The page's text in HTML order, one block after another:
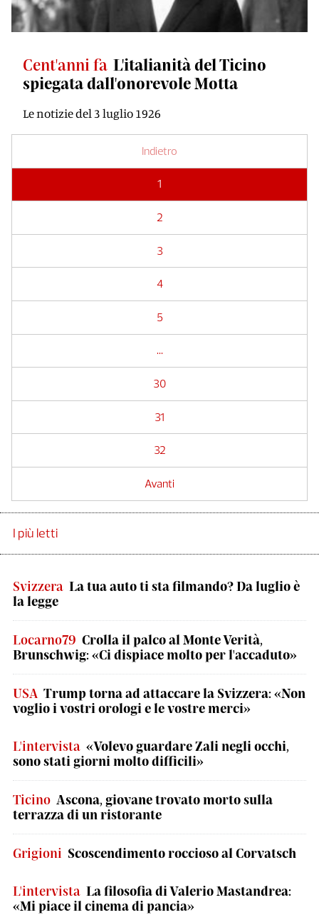
Cent'anni fa L'italianità del Ticino
spiegata dall'onorevole Motta
Le notizie del 3 luglio 1926
Indietro
1
2
3
4
5
...
30
31
32
Avanti
I più letti
Svizzera La tua auto ti sta filmando? Da luglio è
la legge
Locarno79 Crolla il palco al Monte Verità,
Brunschwig: «Ci dispiace molto per l'accaduto»
USA Trump torna ad attaccare la Svizzera: «Non
voglio i vostri orologi e le vostre merci»
L'intervista «Volevo guardare Zali negli occhi,
sono stati giorni molto difficili»
Ticino Ascona, giovane trovato morto sulla
terrazza di un ristorante
Grigioni Scoscendimento roccioso al Corvatsch
L'intervista La filosofia di Valerio Mastandrea:
«Mi piace il cinema di pancia»